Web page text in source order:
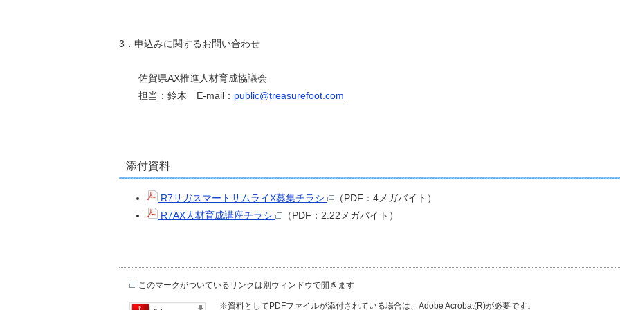
3．申込みに関するお問い合わせ
佐賀県AX推進人材育成協議会
担当：鈴木 E-mail： public@treasurefoot.com
添付資料
R7サガスマートサムライX募集チラシ
（PDF：4メガバイト）
R7AX人材育成講座チラシ
（PDF：2.22メガバイト）
このマークがついているリンクは別ウィンドウで開きます
※資料としてPDFファイルが添付されている場合は、Adobe Acrobat(R)が必要です。